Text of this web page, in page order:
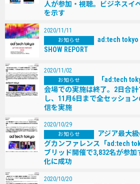
⼈が参加・視聴。ビジネスイ
を⽰す
2020/11/11
お知らせ
ad:tech tokyo
SHOW REPORT
2020/11/02
お知らせ
「ad:tech
会場での実施は終了。2⽇合計
し、11⽉6⽇まで全セッショ
信を実施
2020/10/29
お知らせ
アジア最大
グカンファレンス「ad:tech
ブリッド開催で3,832名が参
化に成功
2020/10/20